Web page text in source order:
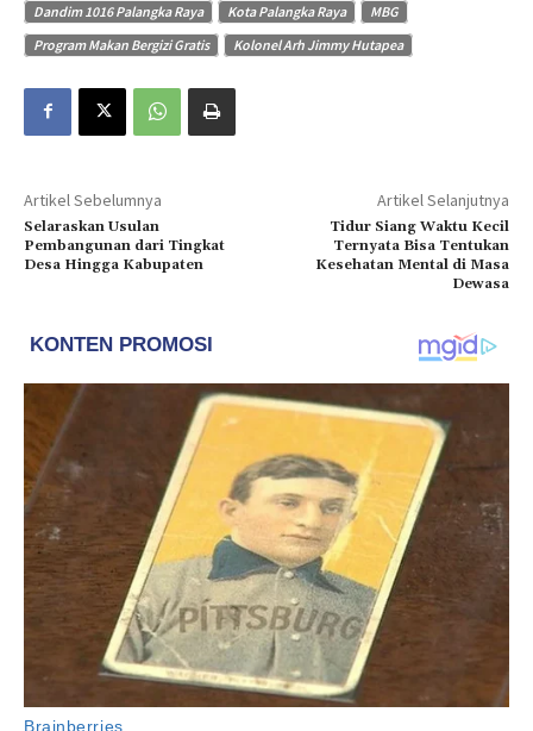
Dandim 1016 Palangka Raya Kota Palangka Raya
MBG
Program Makan Bergizi Gratis
Kolonel Arh Jimmy Hutapea
Artikel Sebelumnya
Selaraskan Usulan
Pembangunan dari Tingkat
Desa Hingga Kabupaten
Artikel Selanjutnya
Tidur Siang Waktu Kecil
Ternyata Bisa Tentukan
Kesehatan Mental di Masa
Dewasa